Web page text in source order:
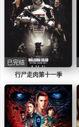
行尸走肉第十一季
已完结